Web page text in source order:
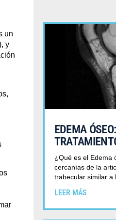
un
y
EDEMA
¿Qué es el
cercanías de la
trabecular similar a
LEER MÁS